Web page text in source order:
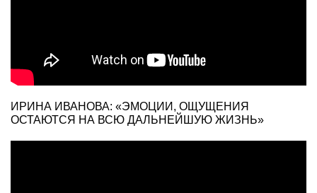
ИРИНА ИВАНОВА: «ЭМОЦИИ, ОЩУЩЕНИЯ
ОСТАЮТСЯ НА ВСЮ ДАЛЬНЕЙШУЮ ЖИЗНЬ»